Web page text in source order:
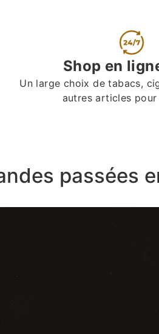
Shop en
Un large choix de tabacs,
autres articles pour
passées